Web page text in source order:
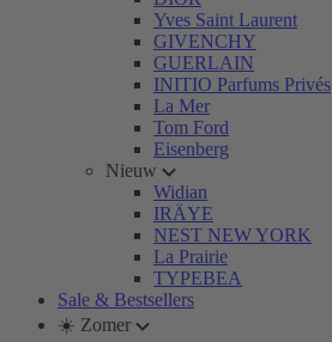
Yves Saint Laurent
GIVENCHY
GUERLAIN
INITIO Parfums Privés
La Mer
Tom Ford
Eisenberg
Nieuw
Widian
IRÄYE
NEST NEW YORK
La Prairie
TYPEBEA
Sale & Bestsellers
☀️ Zomer